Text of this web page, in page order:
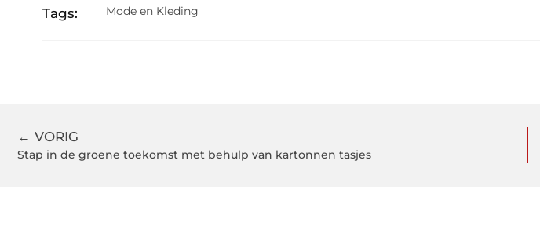
Tags: Mode en Kleding
← VORIG
Stap in de groene toekomst met behulp van kartonnen tasjes